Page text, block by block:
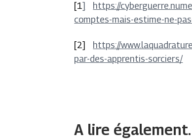
[1]
https://
comptes-mais-estime-ne-
[2] https://
par-des-apprentis-sorciers/
A lire également.